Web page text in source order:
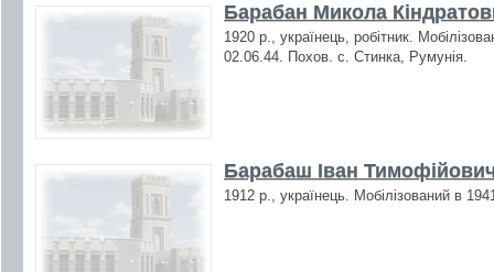
Барабан Микола
1920 р., українець, робітник.
02.06.44. Похов. с. Стинка, Румунія.
Барабаш Іван
1912 р., українець. Мобілізований в